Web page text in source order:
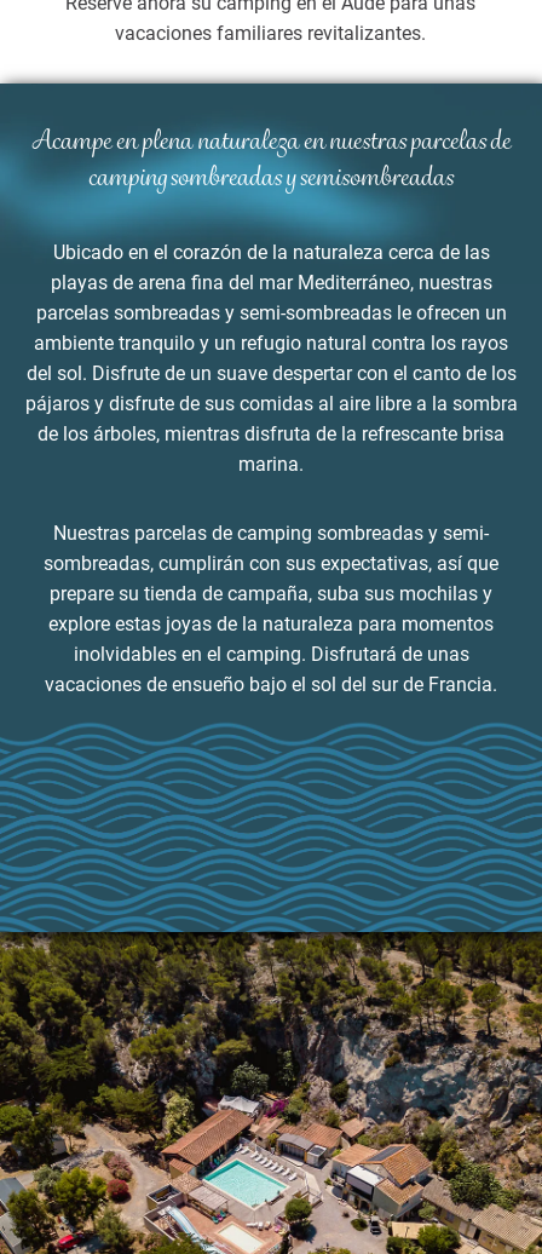
vacaciones familiares revitalizantes.
Acampe en plena naturaleza en nuestras parcelas de
camping sombreadas y semisombreadas
Ubicado en el corazón de la naturaleza cerca de las
playas de arena fina del mar Mediterráneo, nuestras
parcelas sombreadas y semi-sombreadas le ofrecen un
ambiente tranquilo y un refugio natural contra los rayos
del sol. Disfrute de un suave despertar con el canto de los
pájaros y disfrute de sus comidas al aire libre a la sombra
de los árboles, mientras disfruta de la refrescante brisa
marina.
Nuestras parcelas de camping sombreadas y semi-
sombreadas, cumplirán con sus expectativas, así que
prepare su tienda de campaña, suba sus mochilas y
explore estas joyas de la naturaleza para momentos
inolvidables en el camping. Disfrutará de unas
vacaciones de ensueño bajo el sol del sur de Francia.